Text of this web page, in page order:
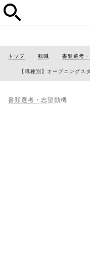
トップ 転職 書類選考
【職種別】オープニング
書類選考・志望動機